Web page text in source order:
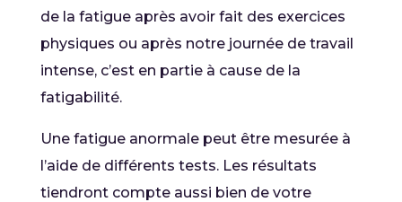
de la fatigue après avoir fait des exercices
physiques ou après notre journée de travail
intense, c’est en partie à cause de la
fatigabilité.
Une fatigue anormale peut être mesurée à
l’aide de différents tests. Les résultats
tiendront compte aussi bien de votre